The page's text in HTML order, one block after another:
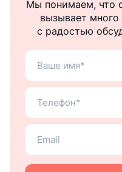
Мы понимаем, что
вызывает
с радостью